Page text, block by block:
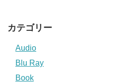
カテゴリー
Audio
Blu Ray
Book